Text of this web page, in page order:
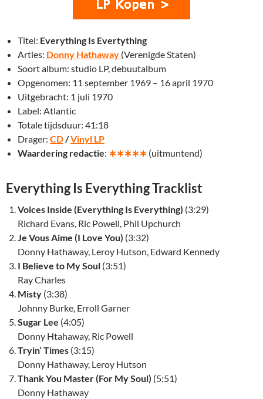
Titel: Everything Is Evertything
Arties: Donny Hathaway (Verenigde Staten)
Soort album: studio LP, debuutalbum
Opgenomen: 11 september 1969 – 16 april 1970
Uitgebracht: 1 juli 1970
Label: Atlantic
Totale tijdsduur: 41:18
Drager: CD/Vinyl LP
Waardering redactie: ∗∗∗∗∗ (uitmuntend)
Everything Is Everything Tracklist
Voices Inside (Everything Is Everything) (3:29)
Richard Evans, Ric Powell, Phil Upchurch
Je Vous Aime (I Love You) (3:32)
Donny Hathaway, Leroy Hutson, Edward Kennedy
I Believe to My Soul (3:51)
Ray Charles
Misty (3:38)
Johnny Burke, Erroll Garner
Sugar Lee (4:05)
Donny Htahaway, Ric Powell
Tryin’ Times (3:15)
Donny Hathaway, Leroy Hutson
Thank You Master (For My Soul) (5:51)
Donny Hathaway